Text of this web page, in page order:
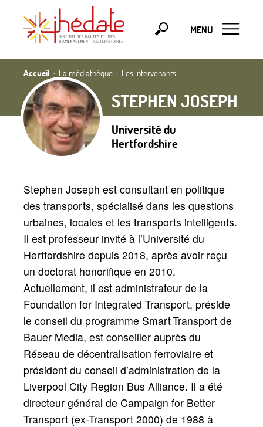
MENU
Accueil La médiathèque Les intervenants
STEPHEN JOSEPH
Université du
Hertfordshire
Stephen Joseph est consultant en politique
des transports, spécialisé dans les questions
urbaines, locales et les transports intelligents.
Il est professeur invité à l’Université du
Hertfordshire depuis 2018, après avoir reçu
un doctorat honorifique en 2010.
Actuellement, il est administrateur de la
Foundation for Integrated Transport, préside
le conseil du programme Smart Transport de
Bauer Media, est conseiller auprès du
Réseau de décentralisation ferroviaire et
président du conseil d’administration de la
Liverpool City Region Bus Alliance. Il a été
directeur général de Campaign for Better
Transport (ex-Transport 2000) de 1988 à